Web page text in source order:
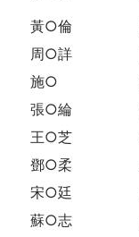
黃○倫
周○詳
施○
張○綸
王○芝
鄧○柔
宋○廷
蘇○志